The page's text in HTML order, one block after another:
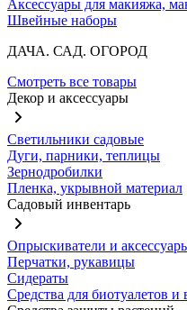
Аксессуары для макияжа,
Швейные наборы
ДАЧА. САД. ОГОРОД
Смотреть все товары
Декор и аксессуары
Светильники садовые
Дуги, парники, теплицы
Зернодробилки
Пленка, укрывной материал
Садовый инвентарь
Опрыскиватели и
Перчатки, рукавицы
Сидераты
Средства для биотуалетов